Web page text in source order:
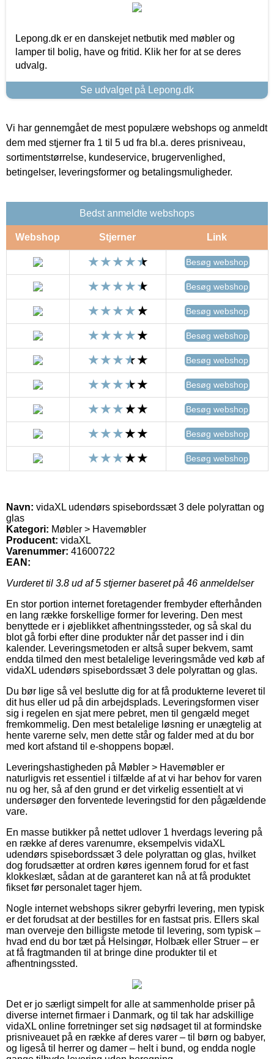
Lepong.dk er en danskejet netbutik med møbler og
lamper til bolig, have og fritid. Klik her for at se deres
udvalg.
Se udvalget på Lepong.dk
Vi har gennemgået de mest populære webshops og anmeldt
dem med stjerner fra 1 til 5 ud fra bl.a. deres prisniveau,
sortimentstørrelse, kundeservice, brugervenlighed,
betingelser, leveringsformer og betalingsmuligheder.
Bedst anmeldte webshops
Webshop Stjerner Link
Besøg webshop
Besøg webshop
Besøg webshop
Besøg webshop
Besøg webshop
Besøg webshop
Besøg webshop
Besøg webshop
Besøg webshop
Navn: vidaXL udendørs spisebordssæt 3 dele polyrattan og
glas
Kategori: Møbler > Havemøbler
Producent: vidaXL
Varenummer: 41600722
EAN:
Vurderet til 3.8 ud af 5 stjerner baseret på 46 anmeldelser
En stor portion internet foretagender frembyder efterhånden
en lang række forskellige former for levering. Den mest
benyttede er i øjeblikket afhentningssteder, og så skal du
blot gå forbi efter dine produkter når det passer ind i din
kalender. Leveringsmetoden er altså super bekvem, samt
endda tilmed den mest betalelige leveringsmåde ved køb af
vidaXL udendørs spisebordssæt 3 dele polyrattan og glas.
Du bør lige så vel beslutte dig for at få produkterne leveret til
dit hus eller ud på din arbejdsplads. Leveringsformen viser
sig i regelen en sjat mere pebret, men til gengæld meget
fremkommelig. Den mest betalelige løsning er unægtelig at
hente varerne selv, men dette står og falder med at du bor
med kort afstand til e-shoppens bopæl.
Leveringshastigheden på Møbler > Havemøbler er
naturligvis ret essentiel i tilfælde af at vi har behov for varen
nu og her, så af den grund er det virkelig essentielt at vi
undersøger den forventede leveringstid for den pågældende
vare.
En masse butikker på nettet udlover 1 hverdags levering på
en række af deres varenumre, eksempelvis vidaXL
udendørs spisebordssæt 3 dele polyrattan og glas, hvilket
dog forudsætter at ordren køres igennem forud for et fast
klokkeslæt, sådan at de garanteret kan nå at få produktet
fikset før personalet tager hjem.
Nogle internet webshops sikrer gebyrfri levering, men typisk
er det forudsat at der bestilles for en fastsat pris. Ellers skal
man overveje den billigste metode til levering, som typisk –
hvad end du bor tæt på Helsingør, Holbæk eller Struer – er
at få fragtmanden til at bringe dine produkter til et
afhentningssted.
Det er jo særligt simpelt for alle at sammenholde priser på
diverse internet firmaer i Danmark, og til tak har adskillige
vidaXL online forretninger set sig nødsaget til at formindske
prisniveauet på en række af deres varer – til børn og babyer,
og ligeså til herrer og damer – helt i bund, og endda nogle